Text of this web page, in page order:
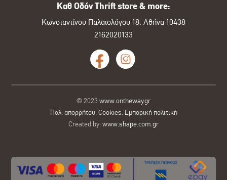
Καθ Οδόν Thrift store & more:
Κωνσταντίνου Παλαιολόγου 18, Αθήνα 10438
2162020133
© 2023 www.ontheway.gr
Πολ. απορρήτου, Cookies Εμπορική πολιτική
Created by:www.shape.com.gr